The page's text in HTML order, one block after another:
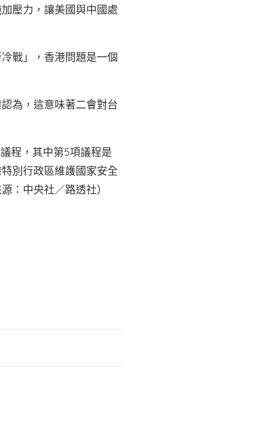
壓力，讓美國與中國處
戰」，香港問題是一個
為，這意味著二會對台
程，其中第5項議程是
別行政區維護國家安全
：中央社／路透社）